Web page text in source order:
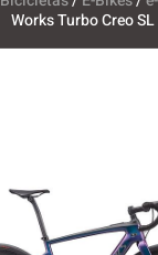
Works Turbo Creo SL